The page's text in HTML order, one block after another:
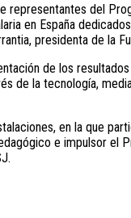
representantes del
en España
presidenta de la
de los
de la tecnología,
en la que
e impulsor el